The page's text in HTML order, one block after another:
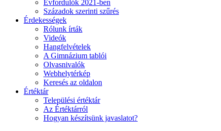
Évfordulók 2021-ben
Századok szerinti szűrés
Érdekességek
Rólunk írták
Videók
Hangfelvételek
A Gimnázium tablói
Olvasnivalók
Webhelytérkép
Keresés az oldalon
Értéktár
Települési értéktár
Az Értéktárról
Hogyan készítsünk javaslatot?